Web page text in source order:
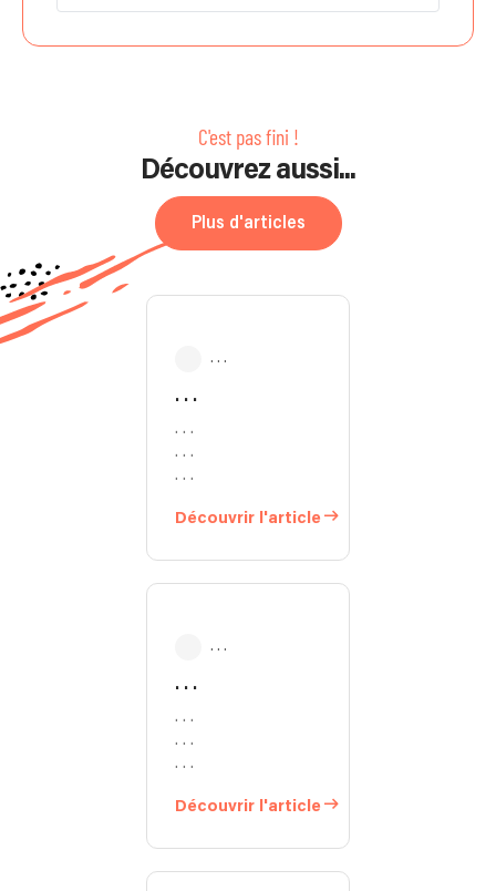
C'est pas fini !
Découvrez aussi...
Plus d'articles
. . .
. . .
. . .
. . .
. . .
Découvrir l'article
. . .
. . .
. . .
. . .
. . .
Découvrir l'article